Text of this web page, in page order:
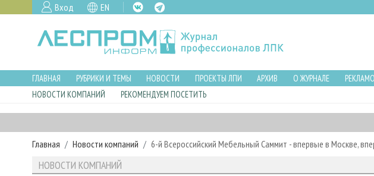
Вход EN
ГЛАВНАЯ РУБРИКИ И ТЕМЫ НОВОСТИ ПРОЕКТЫ ЛПИ АРХИВ О ЖУРНАЛЕ
НОВОСТИ КОМПАНИЙ
РЕКОМЕНДУЕМ ПОСЕТИТЬ
Главная Новости компаний 6-й Всероссийский Мебельный Саммит - впервые в Москве,
НОВОСТИ КОМПАНИЙ